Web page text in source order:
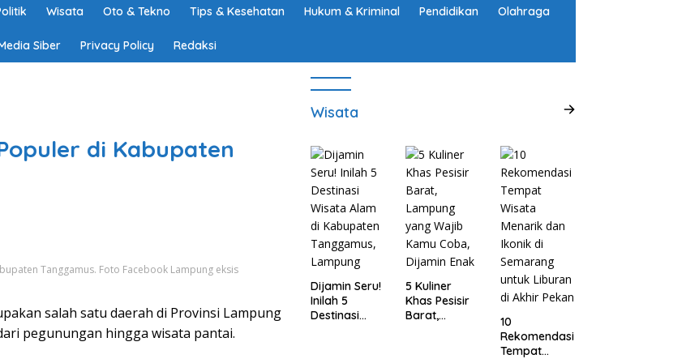
Wisata Oto & Tekno Tips & Kesehatan Hukum & Kriminal Pendidikan Olahraga
Siber Privacy Policy Redaksi
di Kabupaten
Tanggamus. Foto Facebook Lampung eksis
salah satu daerah di Provinsi Lampung
pegunungan hingga wisata pantai.
Wisata
Dijamin Seru!
Inilah 5
Destinasi
5 Kuliner
Khas Pesisir
Barat,
10
Rekomendasi
Tempat